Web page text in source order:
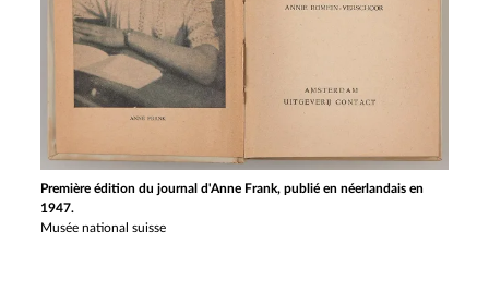
Première édition du journal d'Anne Frank, publié en néerlandais en
1947.
Musée national suisse